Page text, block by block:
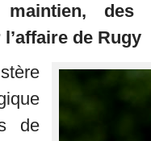
des
de Rugy
de